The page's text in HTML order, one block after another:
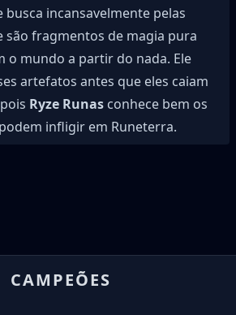
incansavelmente pelas
são fragmentos de magia pura
o mundo a partir do nada. Ele
artefatos antes que eles caiam
Ryze Runas conhece bem os
infligir em Runeterra.
CAMPEÕES